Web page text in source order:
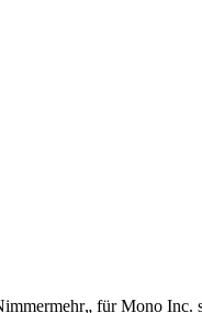
für Mono